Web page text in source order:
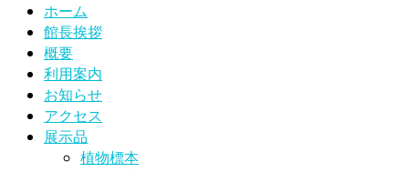
ホーム
館長挨拶
概要
利用案内
お知らせ
アクセス
展示品
植物標本